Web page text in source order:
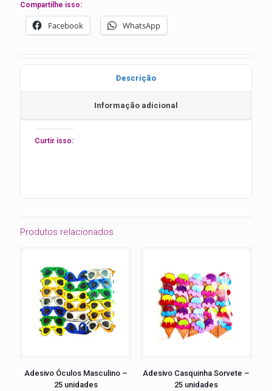
Compartilhe isso:
Facebook WhatsApp
Descrição
Informação adicional
Curtir isso:
Produtos relacionados
Adesivo Óculos Masculino –
25 unidades
Adesivo Casquinha Sorvete –
25 unidades